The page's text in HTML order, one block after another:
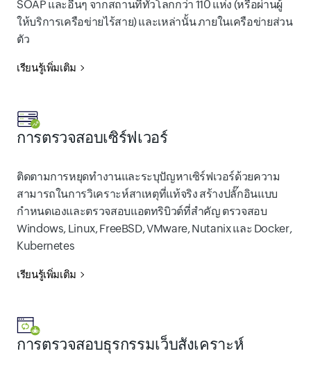
SOAP และอื่นๆ จากสถานที่ทั่วโลกกว่า 110 แห่ง (หรือผ่านผู้
ให้บริการเครือข่ายไร้สาย) และเหล่านั้น ภายในเครือข่ายส่วน
ตัว
เรียนรู้เพิ่มเติม
การตรวจสอบเซิร์ฟเวอร์
ติดตามการหยุดทำงานและระบุปัญหาเซิร์ฟเวอร์ด้วยความ
สามารถในการวิเคราะห์สาเหตุที่แท้จริง สร้างปลั๊กอินแบบ
กำหนดเองและตรวจสอบแอตทริบิวต์ที่สำคัญ ตรวจสอบ
Windows, Linux, FreeBSD, VMware, Nutanix และ Docker,
Kubernetes
เรียนรู้เพิ่มเติม
การตรวจสอบธุรกรรมเว็บสังเคราะห์